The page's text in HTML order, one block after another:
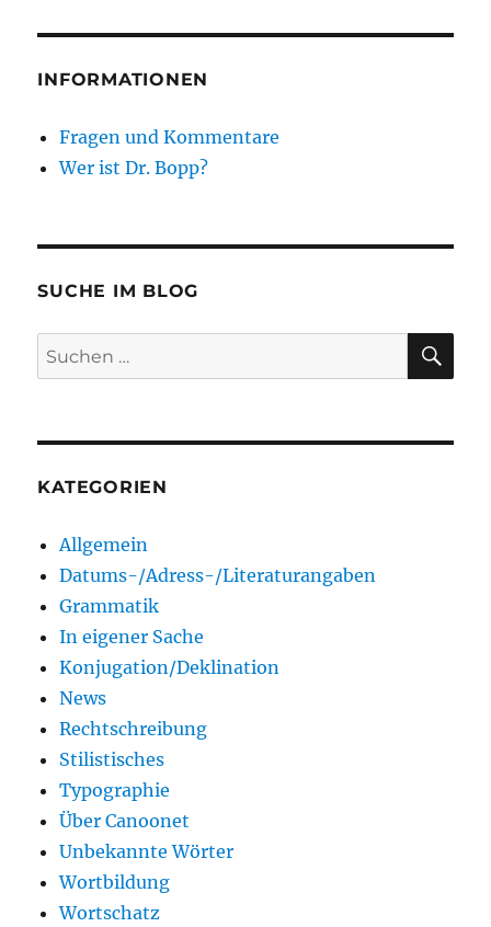
INFORMATIONEN
Fragen und Kommentare
Wer ist Dr. Bopp?
SUCHE IM BLOG
Suchen
nach:
KATEGORIEN
Allgemein
Datums-/Adress-/Literaturangaben
Grammatik
In eigener Sache
Konjugation/Deklination
News
Rechtschreibung
Stilistisches
Typographie
Über Canoonet
Unbekannte Wörter
Wortbildung
Wortschatz